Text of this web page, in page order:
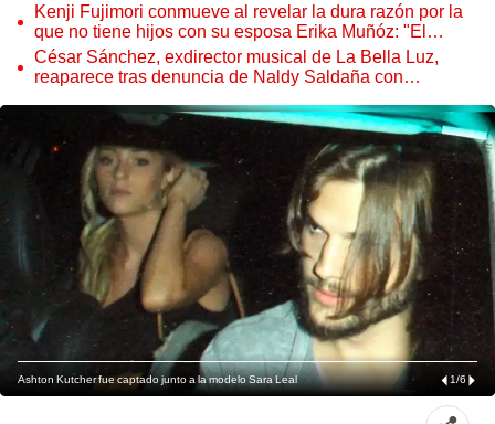
Kenji Fujimori conmueve al revelar la dura razón por la
que no tiene hijos con su esposa Erika Muñóz: "El
proceso judicial"
César Sánchez, exdirector musical de La Bella Luz,
reaparece tras denuncia de Naldy Saldaña con
Ashton Kutcher fue captado junto a la modelo Sara Leal 1/6